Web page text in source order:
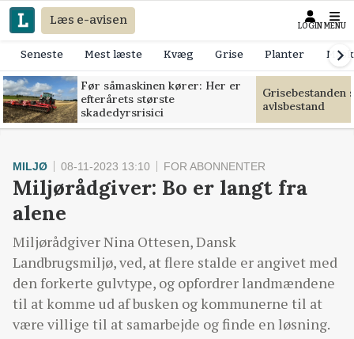
Læs e-avisen LOGIN MENU
Seneste Mest læste Kvæg Grise Planter
Før såmaskinen kører: Her er
efterårets største
skadedyrsrisici
Grisebestanden
avlsbestand
MILJØ 08-11-2023 13:10 FOR ABONNENTER
Miljørådgiver: Bo er langt fra
alene
Miljørådgiver Nina Ottesen, Dansk
Landbrugsmiljø, ved, at flere stalde er angivet med
den forkerte gulvtype, og opfordrer landmændene
til at komme ud af busken og kommunerne til at
være villige til at samarbejde og finde en løsning.